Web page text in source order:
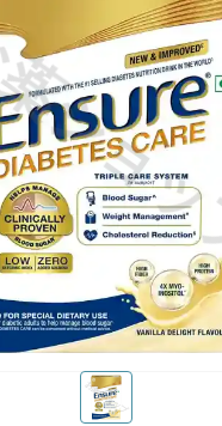
ショ
お薬ショップ